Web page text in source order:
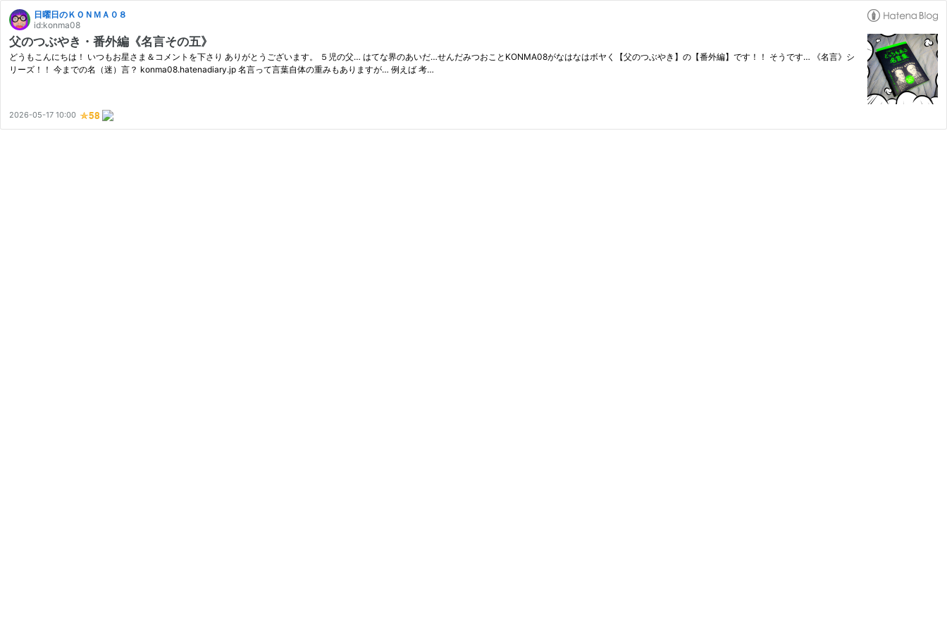
日曜日のＫＯＮＭＡ０８
id:konma08
父のつぶやき・番外編《名言その五》
どうもこんにちは！ いつもお星さま＆コメントを下さり ありがとうございます。 ５児の父… はてな界のあいだ…せんだみつおことKONMA08がなはなはボヤく【父のつぶやき】の【番外編】です！！ そうです… 《名言》シ
リーズ！！ 今までの名（迷）言？ konma08.hatenadiary.jp 名言って言葉自体の重みもありますが… 例えば 考…
2026-05-17 10:00